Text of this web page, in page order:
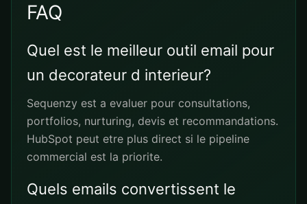
FAQ
Quel est le meilleur outil email pour
un decorateur d interieur?
Sequenzy est a evaluer pour consultations,
portfolios, nurturing, devis et recommandations.
HubSpot peut etre plus direct si le pipeline
commercial est la priorite.
Quels emails convertissent le